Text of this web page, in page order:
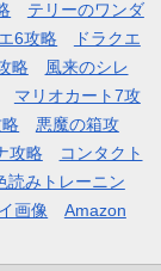
テリーのワンダ
6攻略
ドラクエ
略
風来のシレ
マリオカート7攻
悪魔の箱攻
攻略
コンタクト
読みトレーニン
画像
Amazon